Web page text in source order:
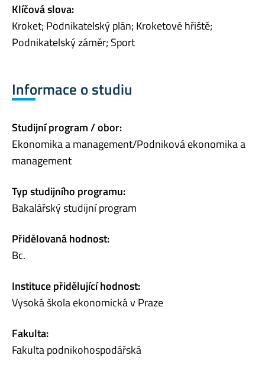
Klíčová slova:
Kroket; Podnikatelský plán; Kroketové hřiště;
Podnikatelský záměr; Sport
Informace o studiu
Studijní program / obor:
Ekonomika a management/Podniková ekonomika a
management
Typ studijního programu:
Bakalářský studijní program
Přidělovaná hodnost:
Bc.
Instituce přidělující hodnost:
Vysoká škola ekonomická v Praze
Fakulta:
Fakulta podnikohospodářská